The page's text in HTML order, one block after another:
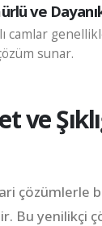
ve
camlar
sunar.
ve
çözümlerle
Bu yenilikçi